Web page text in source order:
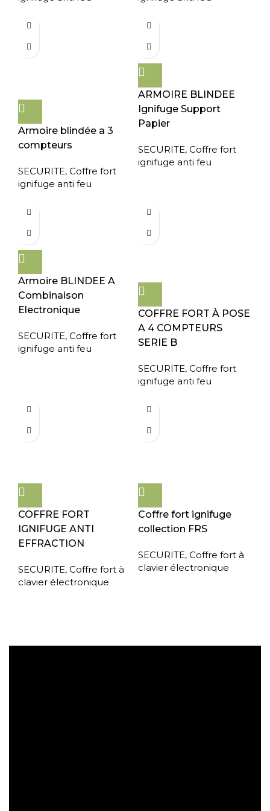
Armoire blindée a 3
compteurs
SECURITE, Coffre fort
ignifuge anti feu
ARMOIRE BLINDEE
Ignifuge Support
Papier
SECURITE, Coffre fort
ignifuge anti feu
Armoire BLINDEE A
Combinaison
Electronique
SECURITE, Coffre fort
ignifuge anti feu
COFFRE FORT À POSE
A 4 COMPTEURS
SERIE B
SECURITE, Coffre fort
ignifuge anti feu
COFFRE FORT
IGNIFUGE ANTI
EFFRACTION
SECURITE, Coffre fort à
clavier électronique
Coffre fort ignifuge
collection FRS
SECURITE, Coffre fort à
clavier électronique